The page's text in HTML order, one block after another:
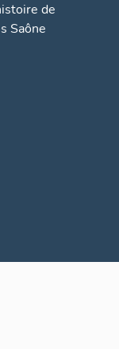
de
Saône